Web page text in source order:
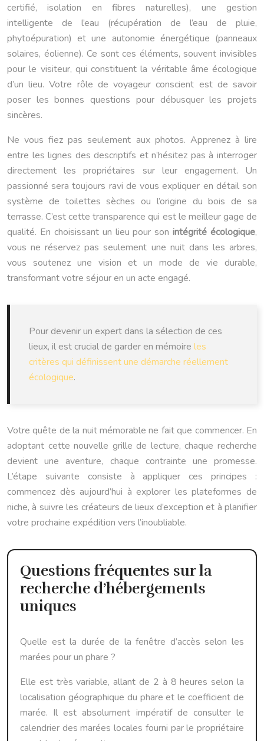
certifié, isolation en fibres naturelles), une gestion
intelligente de l’eau (récupération de l’eau de pluie,
phytoépuration) et une autonomie énergétique (panneaux
solaires, éolienne). Ce sont ces éléments, souvent invisibles
pour le visiteur, qui constituent la véritable âme écologique
d’un lieu. Votre rôle de voyageur conscient est de savoir
poser les bonnes questions pour débusquer les projets
sincères.
Ne vous fiez pas seulement aux photos. Apprenez à lire
entre les lignes des descriptifs et n’hésitez pas à interroger
directement les propriétaires sur leur engagement. Un
passionné sera toujours ravi de vous expliquer en détail son
système de toilettes sèches ou l’origine du bois de sa
terrasse. C’est cette transparence qui est le meilleur gage de
qualité. En choisissant un lieu pour sonintégrité écologique,
vous ne réservez pas seulement une nuit dans les arbres,
vous soutenez une vision et un mode de vie durable,
transformant votre séjour en un acte engagé.
Pour devenir un expert dans la sélection de ces
lieux, il est crucial de garder en mémoire les
critères qui définissent une démarche réellement
écologique.
Votre quête de la nuit mémorable ne fait que commencer. En
adoptant cette nouvelle grille de lecture, chaque recherche
devient une aventure, chaque contrainte une promesse.
L’étape suivante consiste à appliquer ces principes :
commencez dès aujourd’hui à explorer les plateformes de
niche, à suivre les créateurs de lieux d’exception et à planifier
votre prochaine expédition vers l’inoubliable.
Questions fréquentes sur la
recherche d’hébergements
uniques
Quelle est la durée de la fenêtre d’accès selon les
marées pour un phare ?
Elle est très variable, allant de 2 à 8 heures selon la
localisation géographique du phare et le coefficient de
marée. Il est absolument impératif de consulter le
calendrier des marées locales fourni par le propriétaire